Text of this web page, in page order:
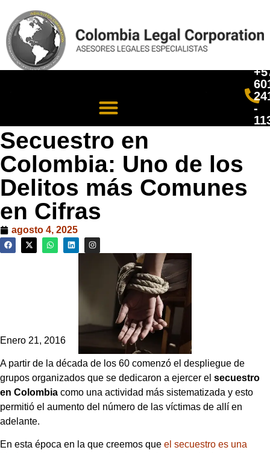
-
Secuestro en
Colombia: Uno de los
Delitos más Comunes
en Cifras
agosto 4, 2025
Enero 21, 2016
A partir de la década de los 60 comenzó el despliegue de
grupos organizados que se dedicaron a ejercer el secuestro
en Colombia como una actividad más sistematizada y esto
permitió el aumento del número de las víctimas de allí en
adelante.
En esta época en la que creemos que el secuestro es una